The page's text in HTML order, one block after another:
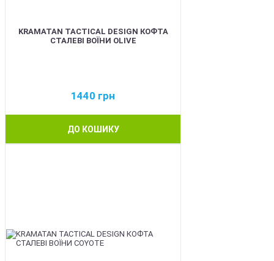
KRAMATAN TACTICAL DESIGN КОФТА
СТАЛЕВІ ВОЇНИ OLIVE
1440 грн
ДО КОШИКУ